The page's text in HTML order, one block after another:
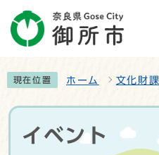
現在位置 ホーム 文化財課
イベント